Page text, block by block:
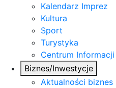
Kalendarz Imprez
Kultura
Sport
Turystyka
Centrum
Biznes/Inwestycje
Aktualności biznes